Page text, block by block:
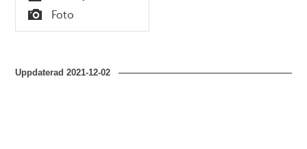
Tid
Typ
Foto
Uppdaterad2021-12-02